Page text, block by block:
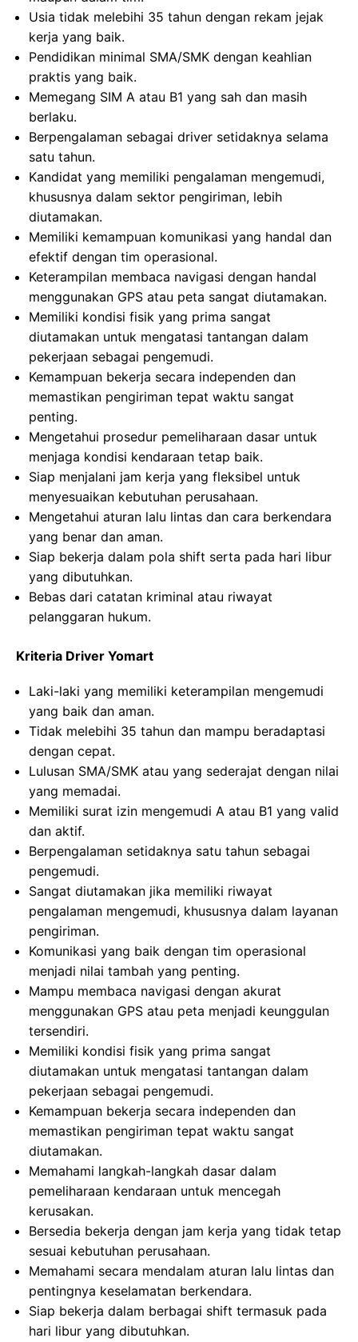
Usia tidak melebihi 35 tahun dengan rekam jejak
kerja yang baik.
Pendidikan minimal SMA/SMK dengan keahlian
praktis yang baik.
Memegang SIM A atau B1 yang sah dan masih
berlaku.
Berpengalaman sebagai driver setidaknya selama
satu tahun.
Kandidat yang memiliki pengalaman mengemudi,
khususnya dalam sektor pengiriman, lebih
diutamakan.
Memiliki kemampuan komunikasi yang handal dan
efektif dengan tim operasional.
Keterampilan membaca navigasi dengan handal
menggunakan GPS atau peta sangat diutamakan.
Memiliki kondisi fisik yang prima sangat
diutamakan untuk mengatasi tantangan dalam
pekerjaan sebagai pengemudi.
Kemampuan bekerja secara independen dan
memastikan pengiriman tepat waktu sangat
penting.
Mengetahui prosedur pemeliharaan dasar untuk
menjaga kondisi kendaraan tetap baik.
Siap menjalani jam kerja yang fleksibel untuk
menyesuaikan kebutuhan perusahaan.
Mengetahui aturan lalu lintas dan cara berkendara
yang benar dan aman.
Siap bekerja dalam pola shift serta pada hari libur
yang dibutuhkan.
Bebas dari catatan kriminal atau riwayat
pelanggaran hukum.
Kriteria Driver Yomart
Laki-laki yang memiliki keterampilan mengemudi
yang baik dan aman.
Tidak melebihi 35 tahun dan mampu beradaptasi
dengan cepat.
Lulusan SMA/SMK atau yang sederajat dengan nilai
yang memadai.
Memiliki surat izin mengemudi A atau B1 yang valid
dan aktif.
Berpengalaman setidaknya satu tahun sebagai
pengemudi.
Sangat diutamakan jika memiliki riwayat
pengalaman mengemudi, khususnya dalam layanan
pengiriman.
Komunikasi yang baik dengan tim operasional
menjadi nilai tambah yang penting.
Mampu membaca navigasi dengan akurat
menggunakan GPS atau peta menjadi keunggulan
tersendiri.
Memiliki kondisi fisik yang prima sangat
diutamakan untuk mengatasi tantangan dalam
pekerjaan sebagai pengemudi.
Kemampuan bekerja secara independen dan
memastikan pengiriman tepat waktu sangat
diutamakan.
Memahami langkah-langkah dasar dalam
pemeliharaan kendaraan untuk mencegah
kerusakan.
Bersedia bekerja dengan jam kerja yang tidak tetap
sesuai kebutuhan perusahaan.
Memahami secara mendalam aturan lalu lintas dan
pentingnya keselamatan berkendara.
Siap bekerja dalam berbagai shift termasuk pada
hari libur yang dibutuhkan.